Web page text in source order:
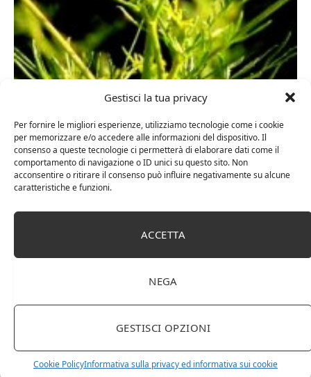
Gestisci la tua privacy
Per fornire le migliori esperienze, utilizziamo tecnologie come i cookie
per memorizzare e/o accedere alle informazioni del dispositivo. Il
consenso a queste tecnologie ci permetterà di elaborare dati come il
comportamento di navigazione o ID unici su questo sito. Non
acconsentire o ritirare il consenso può influire negativamente su alcune
caratteristiche e funzioni.
ACCETTA
NEGA
GESTISCI OPZIONI
Cookie PolicyInformativa sulla privacy ed informativa sui cookie
LaFerula asafoetidaè una grandepianta perenne con fiori
gialli, che può raggiungere anche i 3 metri e mezzo
d’altezza: il suo tronco viene tagliato alla radice e ne viene
estratto un liquido lattiginoso, il quale, essiccandosi, si
trasforma nella solida e gommosa massa solida denominata
giallo scuro all’esterno e bianchiccio all’interno: essa
proviene dall’Iran e dall’Afghanistan e in questi luoghi viene
In Oriente, essa viene infatti usata comunemente ed è
ritenuta un ingrediente indispensabile per molte ricette
rarissimo infatti trovarla in piatti di carne o pesce).